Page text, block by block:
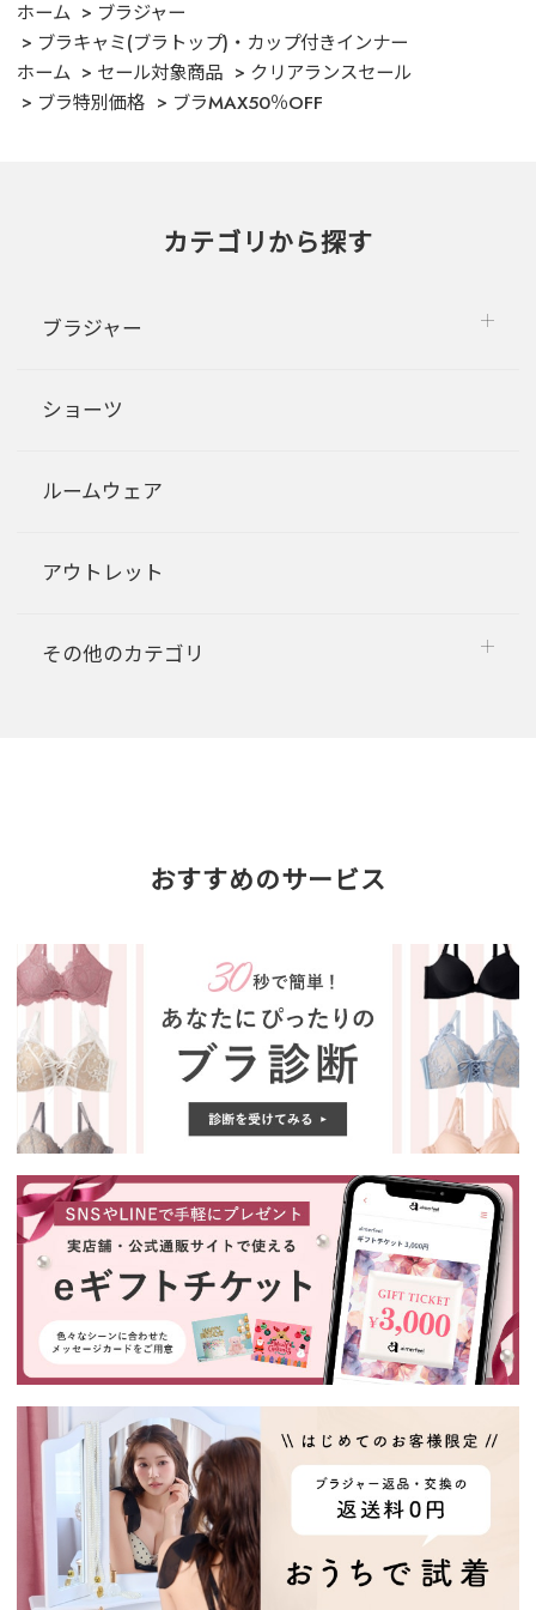
ホーム
ブラジャー
ブラキャミ(ブラトップ)・カップ付きインナー
ホーム
セール対象商品
クリアランスセール
ブラ特別価格
ブラMAX50％OFF
カテゴリから探す
ブラジャー
ショーツ
ルームウェア
アウトレット
その他のカテゴリ
おすすめのサービス